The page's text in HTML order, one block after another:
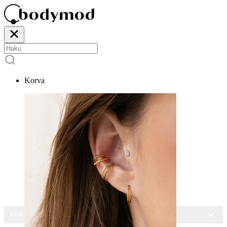
Korva
KAIKKI KORUT -15 %